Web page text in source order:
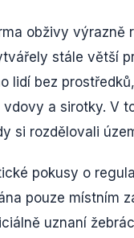
obživy výrazně
stále větší
lidí bez
a sirotky. V
si rozdělovali
pokusy o
pouze místním
uznaní